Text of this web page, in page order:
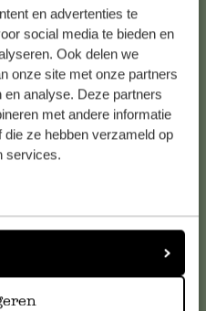
en advertenties te
social media te bieden en
Ook delen we
onze site met onze partners
analyse. Deze partners
met andere informatie
ze hebben verzameld op
services.
Hilfe
und Hilfe brauchen, wenden
Oder lesen Sie hier